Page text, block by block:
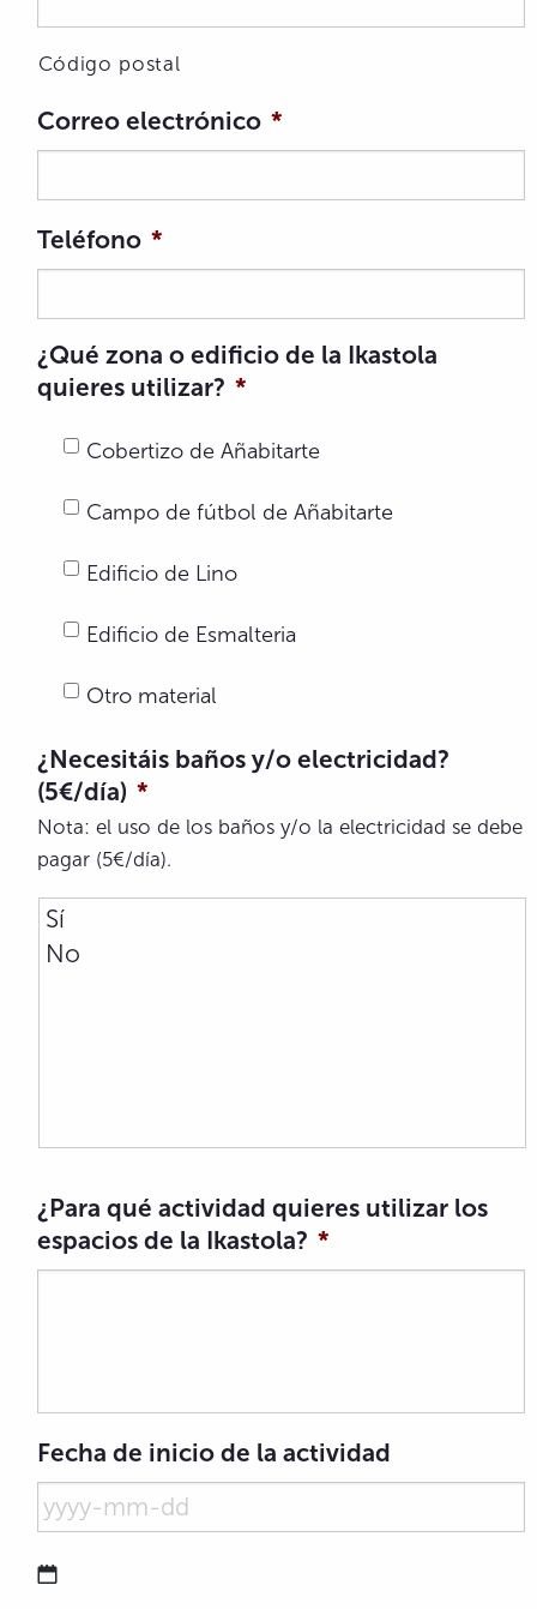
Código postal
Correo electrónico *
Teléfono *
¿Qué zona o edificio de la Ikastola
quieres utilizar? *
Cobertizo de Añabitarte
Campo de fútbol de Añabitarte
Edificio de Lino
Edificio de Esmalteria
Otro material
¿Necesitáis baños y/o electricidad?
(5€/día) *
Nota: el uso de los baños y/o la electricidad se debe
pagar (5€/día).
¿Para qué actividad quieres utilizar los
espacios de la Ikastola? *
Fecha de inicio de la actividad